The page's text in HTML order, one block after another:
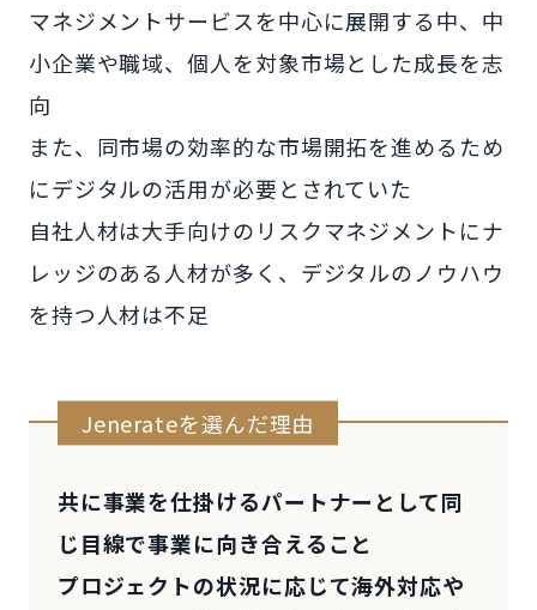
マネジメントサービスを中心に展開する中、中
小企業や職域、個人を対象市場とした成長を志
向
また、同市場の効率的な市場開拓を進めるため
にデジタルの活用が必要とされていた
自社人材は大手向けのリスクマネジメントにナ
レッジのある人材が多く、デジタルのノウハウ
を持つ人材は不足
Jenerateを選んだ理由
共に事業を仕掛けるパートナーとして同
じ目線で事業に向き合えること
プロジェクトの状況に応じて海外対応や